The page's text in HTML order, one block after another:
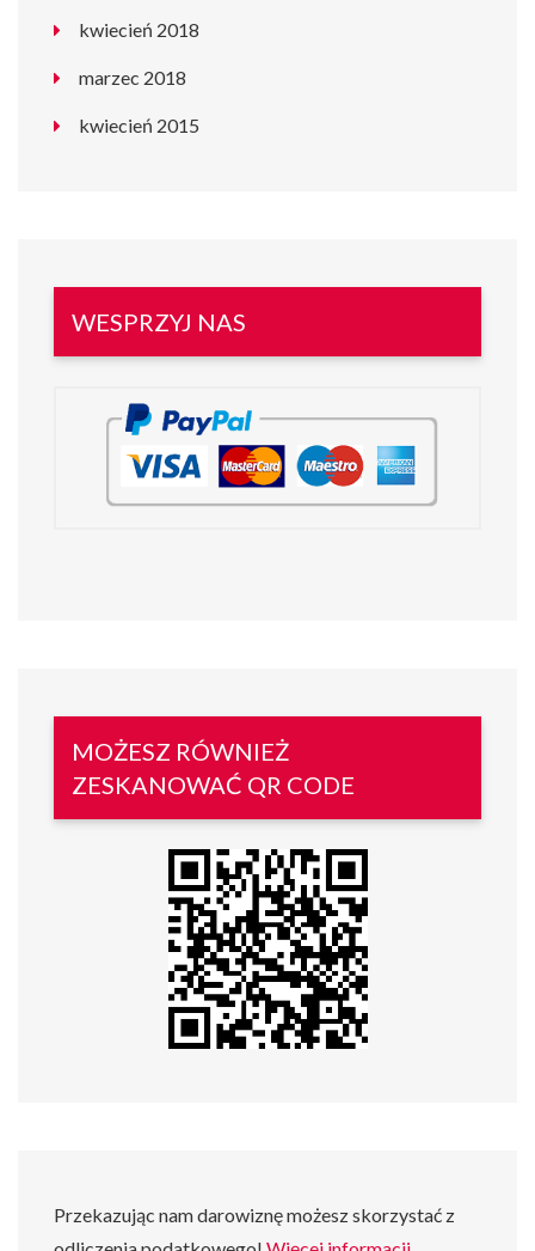
kwiecień 2018
marzec 2018
kwiecień 2015
WESPRZYJ NAS
MOŻESZ RÓWNIEŻ
ZESKANOWAĆ QR CODE
Przekazując nam darowiznę możesz skorzystać z